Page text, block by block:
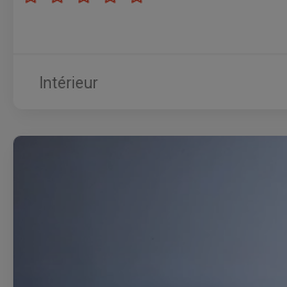
Intérieur